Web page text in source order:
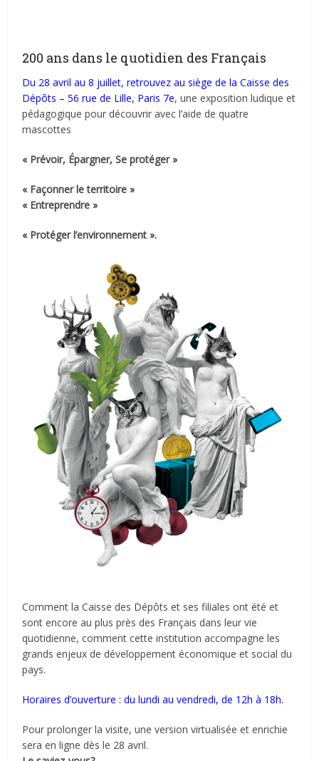
200 ans dans le quotidien des Français
Du 28 avril au 8 juillet, retrouvez au siège de la Caisse des
Dépôts – 56 rue de Lille, Paris 7e, une exposition ludique et
pédagogique pour découvrir avec l’aide de quatre
mascottes
« Prévoir, Épargner, Se protéger »
« Façonner le territoire »
« Entreprendre »
« Protéger l’environnement ».
Comment la Caisse des Dépôts et ses filiales ont été et
sont encore au plus près des Français dans leur vie
quotidienne, comment cette institution accompagne les
grands enjeux de développement économique et social du
pays.
Horaires d’ouverture : du lundi au vendredi, de 12h à 18h.
Pour prolonger la visite, une version virtualisée et enrichie
sera en ligne dès le 28 avril.